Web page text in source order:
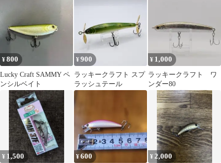
¥800
Lucky Craft SAMMY ペ
ンシルベイト
¥900
ラッキークラフト スプ
ラッシュテール
¥ 1,000
ラッキークラフト ワ
ンダー80
¥ 1,500 ¥600 ¥ 2,000